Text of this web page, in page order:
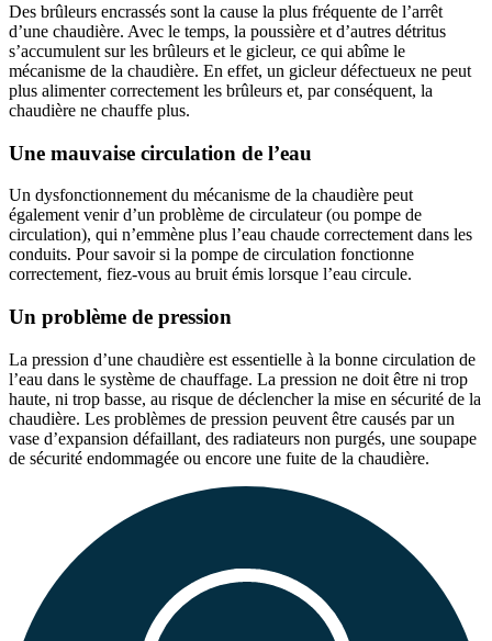
Des brûleurs encrassés sont la cause la plus fréquente de l’arrêt
d’une chaudière. Avec le temps, la poussière et d’autres détritus
s’accumulent sur les brûleurs et le gicleur, ce qui abîme le
mécanisme de la chaudière. En effet, un gicleur défectueux ne peut
plus alimenter correctement les brûleurs et, par conséquent, la
chaudière ne chauffe plus.
Une mauvaise circulation de l’eau
Un dysfonctionnement du mécanisme de la chaudière peut
également venir d’un problème de circulateur (ou pompe de
circulation), qui n’emmène plus l’eau chaude correctement dans les
conduits. Pour savoir si la pompe de circulation fonctionne
correctement, fiez-vous au bruit émis lorsque l’eau circule.
Un problème de pression
La pression d’une chaudière est essentielle à la bonne circulation de
l’eau dans le système de chauffage. La pression ne doit être ni trop
haute, ni trop basse, au risque de déclencher la mise en sécurité de la
chaudière. Les problèmes de pression peuvent être causés par un
vase d’expansion défaillant, des radiateurs non purgés, une soupape
de sécurité endommagée ou encore une fuite de la chaudière.